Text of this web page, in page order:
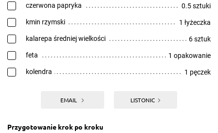
czerwona papryka 0.5 sztuki
kmin rzymski 1 łyżeczka
kalarepa średniej wielkości 6 sztuk
feta 1 opakowanie
kolendra 1 pęczek
EMAIL LISTONIC
Przygotowanie krok po kroku